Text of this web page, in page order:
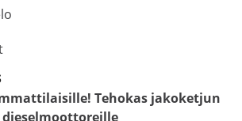
Tehokas jakoketjun